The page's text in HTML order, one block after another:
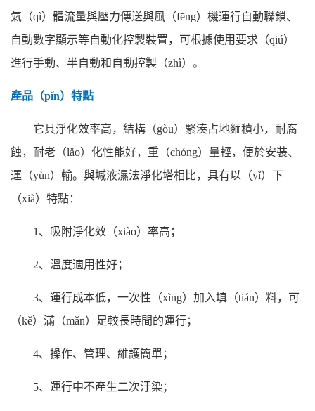
氣（qì）體流量與壓力傳送與風（fēng）機運行自動聯鎖、
自動數字顯示等自動化控製裝置，可根據使用要求（qiú）
進行手動、半自動和自動控製（zhì）。
產品（pǐn）特點
它具淨化效率高，結構（gòu）緊湊占地麵積小，耐腐
蝕，耐老（lǎo）化性能好，重（chóng）量輕，便於安裝、
運（yùn）輸。與堿液濕法淨化塔相比，具有以（yǐ）下
（xià）特點：
1 、吸附淨化效（xiào）率高；
2、溫度適用性好；
3、運行成本低，一次性（xìng）加入填（tián）料，可
（kě）滿（mǎn）足較長時間的運行；
4、操作、管理、維護簡單；
5、運行中不產生二次汙染；